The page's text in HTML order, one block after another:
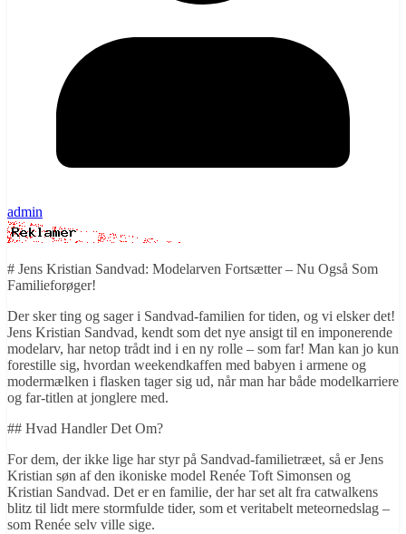
admin
# Jens Kristian Sandvad: Modelarven Fortsætter – Nu Også Som
Familieforøger!
Der sker ting og sager i Sandvad-familien for tiden, og vi elsker det!
Jens Kristian Sandvad, kendt som det nye ansigt til en imponerende
modelarv, har netop trådt ind i en ny rolle – som far! Man kan jo kun
forestille sig, hvordan weekendkaffen med babyen i armene og
modermælken i flasken tager sig ud, når man har både modelkarriere
og far-titlen at jonglere med.
## Hvad Handler Det Om?
For dem, der ikke lige har styr på Sandvad-familietræet, så er Jens
Kristian søn af den ikoniske model Renée Toft Simonsen og
Kristian Sandvad. Det er en familie, der har set alt fra catwalkens
blitz til lidt mere stormfulde tider, som et veritabelt meteornedslag –
som Renée selv ville sige.